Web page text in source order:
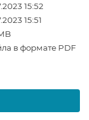
15:52
15:51
в формате PDF